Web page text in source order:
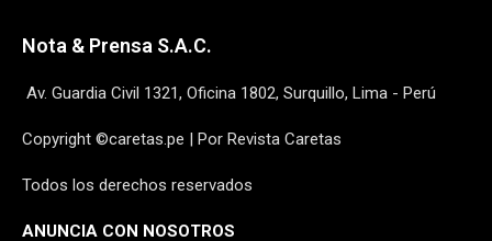
Nota & Prensa S.A.C.
Av. Guardia Civil 1321, Oficina 1802, Surquillo, Lima - Perú
Copyright ©caretas.pe | Por Revista Caretas
Todos los derechos reservados
ANUNCIA CON NOSOTROS